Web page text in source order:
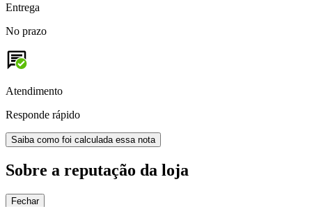
Entrega
No prazo
Atendimento
Responde rápido
Saiba como foi calculada essa nota
Sobre a reputação da loja
Fechar